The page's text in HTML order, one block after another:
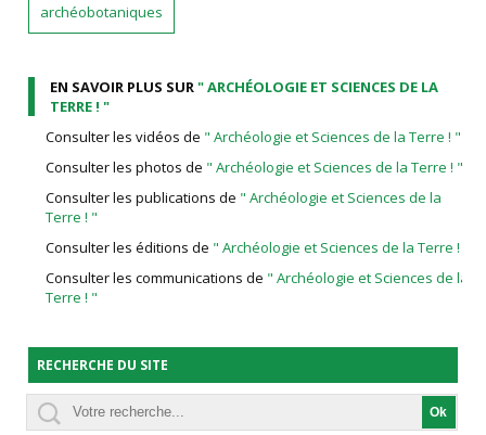
archéobotaniques
EN SAVOIR PLUS SUR" ARCHÉOLOGIE ET SCIENCES DE LA
TERRE ! "
Consulter les vidéos de " Archéologie et Sciences de la Terre ! "
Consulter les photos de " Archéologie et Sciences de la Terre ! "
Consulter les publications de " Archéologie et Sciences de la
Terre ! "
Consulter les éditions de " Archéologie et Sciences de la Terre ! "
Consulter les communications de " Archéologie et Sciences de la
Terre ! "
RECHERCHE DU SITE